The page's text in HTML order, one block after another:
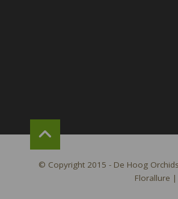
© Copyright 2015 - De Hoog
Florallure |